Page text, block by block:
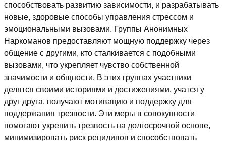
способствовать развитию зависимости, и разрабатывать
новые, здоровые способы управления стрессом и
эмоциональными вызовами. Группы Анонимных
Наркоманов предоставляют мощную поддержку через
общение с другими, кто сталкивается с подобными
вызовами, что укрепляет чувство собственной
значимости и общности. В этих группах участники
делятся своими историями и достижениями, учатся у
друг друга, получают мотивацию и поддержку для
поддержания трезвости. Эти меры в совокупности
помогают укрепить трезвость на долгосрочной основе,
минимизировать риск рецидивов и способствовать